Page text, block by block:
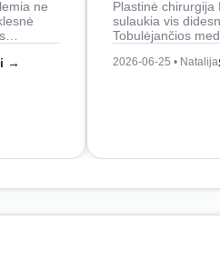
ne
→
Plastinė chirurgija
sulaukia vis
Tobulėjančios
2026-06-25 • Natalija